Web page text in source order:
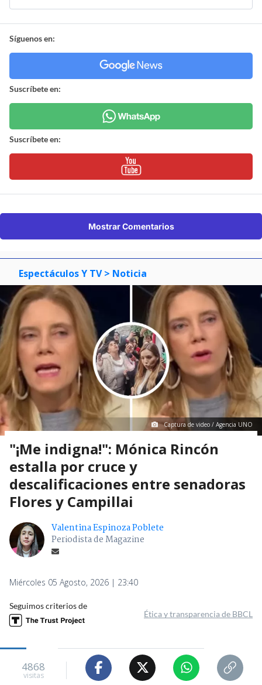
Síguenos en:
Suscríbete en:
Suscríbete en:
Mostrar Comentarios
Espectáculos Y TV > Noticia
Captura de video / Agencia UNO
"¡Me indigna!": Mónica Rincón
estalla por cruce y
descalificaciones entre senadoras
Flores y Campillai
Valentina Espinoza Poblete
Periodista de Magazine
Miércoles 05 Agosto, 2026 | 23:40
Seguimos criterios de
Ética y transparencia de BBCL
4868
visitas